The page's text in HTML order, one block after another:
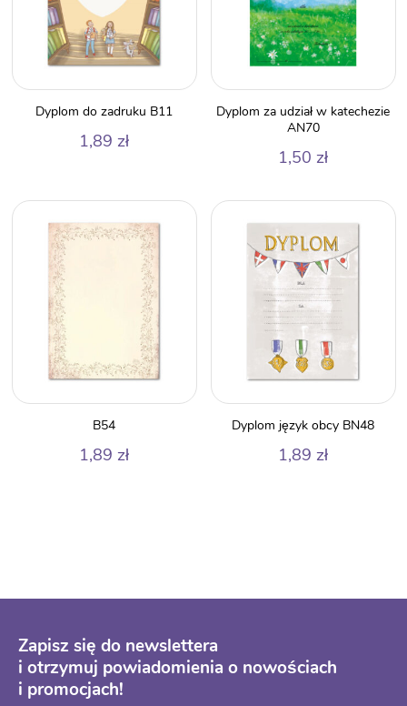
Dyplom do zadruku B11
1,89 zł
Dyplom za udział w katechezie
AN70
1,50 zł
B54
1,89 zł
Dyplom język obcy BN48
1,89 zł
Zapisz się do newslettera
i otrzymuj powiadomienia o nowościach
i promocjach!